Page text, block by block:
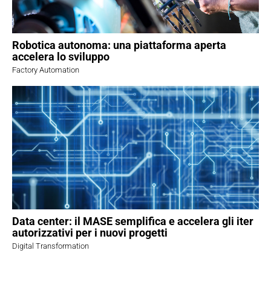
Robotica autonoma: una piattaforma aperta
accelera lo sviluppo
Factory Automation
Data center: il MASE semplifica e accelera gli iter
autorizzativi per i nuovi progetti
Digital Transformation